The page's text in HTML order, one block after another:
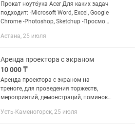
Прокат ноутбука Acer Для каких задач
подходит: -Microsoft Word, Excel, Google
Chrome -Photoshop, Sketchup -Просмотр
экзамены -Нетребовательные игры
Астана, 25 июля
Аренда проектора с экраном
10 000 ₸
Аренда проектора с экраном на
треноге, для проведения торжеств,
мероприятий, демонстраций, поминок.
проектора EPSON ELPLP 78 По вашему
Усть-Каменогорск, 25 июля